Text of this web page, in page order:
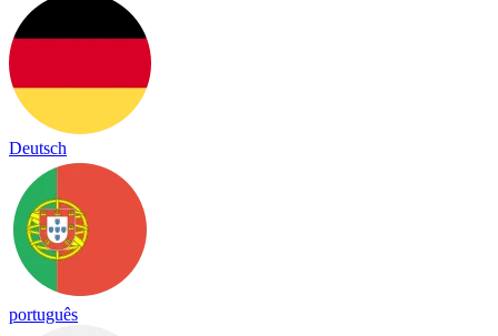
Deutsch
português